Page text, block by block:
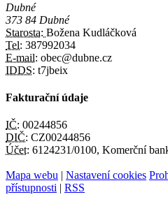
Dubné
373 84 Dubné
Starosta: Božena Kudláčková
Tel: 387992034
E-mail: obec@dubne.cz
IDDS: t7jbeix
Fakturační údaje
IČ: 00244856
DIČ: CZ00244856
Účet: 6124231/0100, Komerční
Mapa webu Nastavení cookies
přístupnosti
RSS